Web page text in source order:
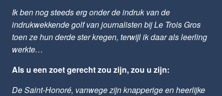
Ik ben nog steeds erg onder de indruk van de
indrukwekkende golf van journalisten bij Le Trois Gros
toen ze hun derde ster kregen, terwijl ik daar als leerling
werkte…
Als u een zoet gerecht zou zijn, zou u zijn:
De Saint-Honoré, vanwege zijn knapperige en heerlijke